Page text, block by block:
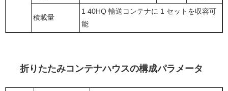
積載量
1 40HQ 輸送コンテナに 1 セットを収容可
能
折りたたみコンテナハウスの構成パラメータ